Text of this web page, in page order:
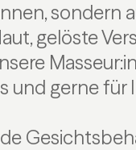
sondern
gelöste
und gerne für